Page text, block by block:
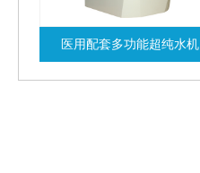
医用配套多功能超纯水机
查看详情